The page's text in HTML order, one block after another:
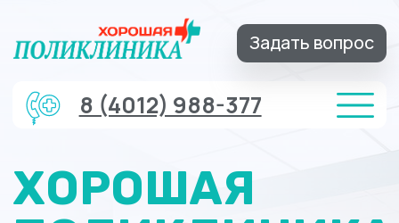
Задать вопрос
ХОРОШАЯ
ПОЛИКЛИНИКА
Ваше здоровье - в надёжных руках!